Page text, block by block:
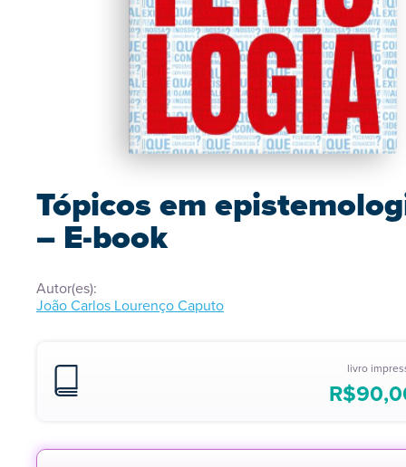
Tópicos em
– E-book
Autor(es):
João Carlos Lourenço Caputo
livro
R$